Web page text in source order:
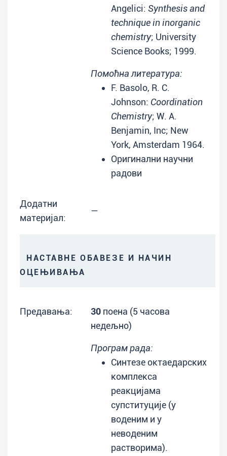
Angelici: Synthesis and
technique in inorganic
chemistry; University
Science Books; 1999.
Помоћна литература:
F. Basolo, R. C.
Johnson: Coordination
Chemistry; W. A.
Benjamin, Inc; New
York, Amsterdam 1964.
Оригинални научни
радови
Додатни
материјал:
—
НАСТАВНЕ ОБАВЕЗЕ И НАЧИН
ОЦЕЊИВАЊА
Предавања: 30 поена (5 часова
недељно)
Програм рада:
Синтезе октаедарских
комплекса
реакцијама
супституције (у
воденим и у
неводеним
растворима).